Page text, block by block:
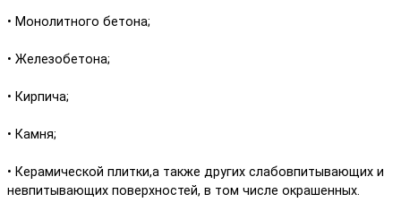
• Монолитного бетона;
• Железобетона;
• Кирпича;
• Камня;
• Керамической плитки,а также других слабовпитывающих и
невпитывающих поверхностей, в том числе окрашенных.